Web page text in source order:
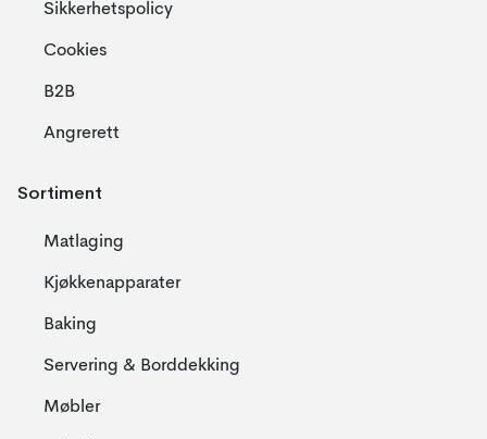
Sikkerhetspolicy
Cookies
B2B
Angrerett
Sortiment
Matlaging
Kjøkkenapparater
Baking
Servering & Borddekking
Møbler